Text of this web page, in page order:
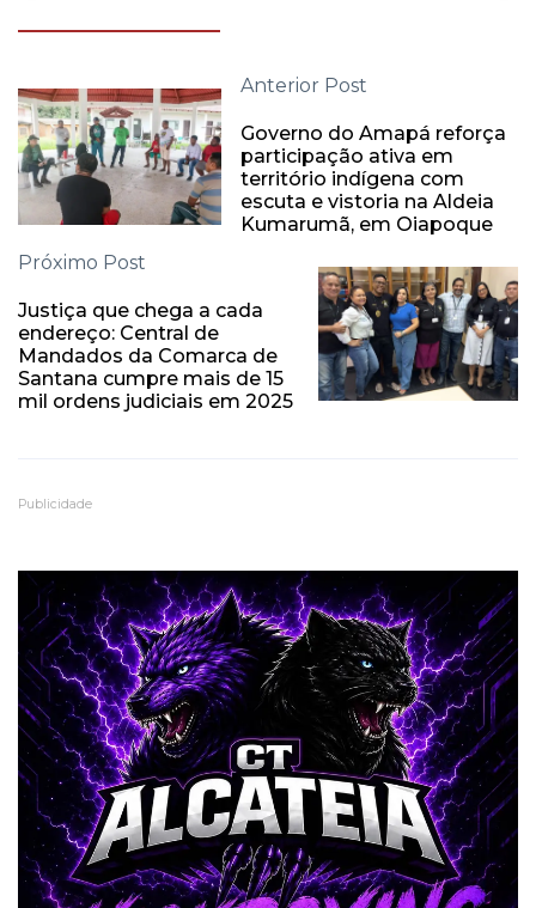
Anterior Post
Governo do Amapá reforça
participação ativa em
território indígena com
escuta e vistoria na Aldeia
Kumarumã, em Oiapoque
Próximo Post
Justiça que chega a cada
endereço: Central de
Mandados da Comarca de
Santana cumpre mais de 15
mil ordens judiciais em 2025
Publicidade